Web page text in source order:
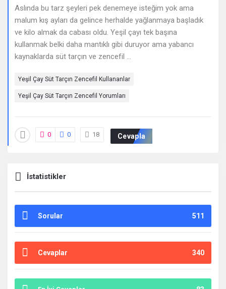
En
sonuncu
Sorular
Aslında bu tarz şeyleri pek denemeye isteğim yok ama
malum kış ayları da gelince herhalde yağlanmaya başladık
ve kilo almak da cabası oldu. Yeşil çayı tek başına
kullanmak belki daha mantıklı gibi duruyor ama yabancı
kaynaklarda süt tarçın ve zencefil ...
Yeşil Çay Süt Tarçın Zencefil Kullananlar
Yeşil Çay Süt Tarçın Zencefil Yorumları
0 0 18 Cevapla
İstatistikler
Sorular 511
Cevaplar 340